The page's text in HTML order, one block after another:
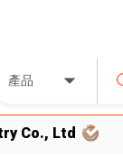
產品
Co., Ltd